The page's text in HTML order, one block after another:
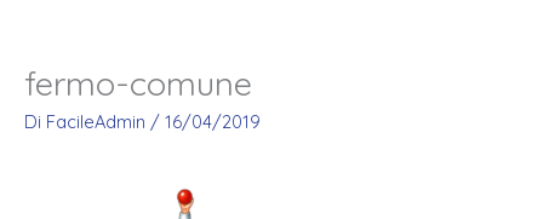
fermo-comune
Di FacileAdmin / 16/04/2019